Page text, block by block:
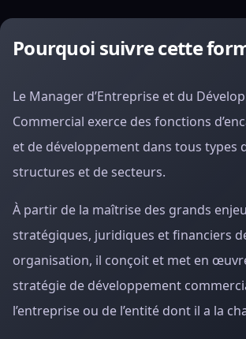
Pourquoi suivre cette
Le Manager d’Entreprise et du
Commercial exerce des fonctions
et de développement dans tous types
structures et de secteurs.
À partir de la maîtrise des grands
stratégiques, juridiques et financiers
organisation, il conçoit et met en
stratégie de développement
l’entreprise ou de l’entité dont il a la